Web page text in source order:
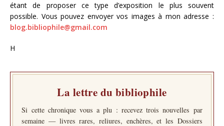
étant de proposer ce type d’exposition le plus souvent
possible. Vous pouvez envoyer vos images à mon adresse :
blog.bibliophile@gmail.com
H
La lettre du bibliophile
Si cette chronique vous a plu : recevez trois nouvelles par
semaine — livres rares, reliures, enchères, et les Dossiers